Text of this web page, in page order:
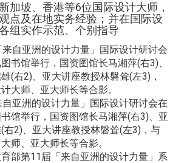
加坡、香港等6位国际设计大师，
点及在地实务经验；并在国际设
组实作示范、个别指导
亚洲的设计力量」国际设计研讨会在
馆举行，国资图馆长马湘萍(右3)、亚
右2)、亚大讲座教授林磐耸(左3)，与
师、亚大师长等合影。
部第11届「来自亚洲的设计力量」系